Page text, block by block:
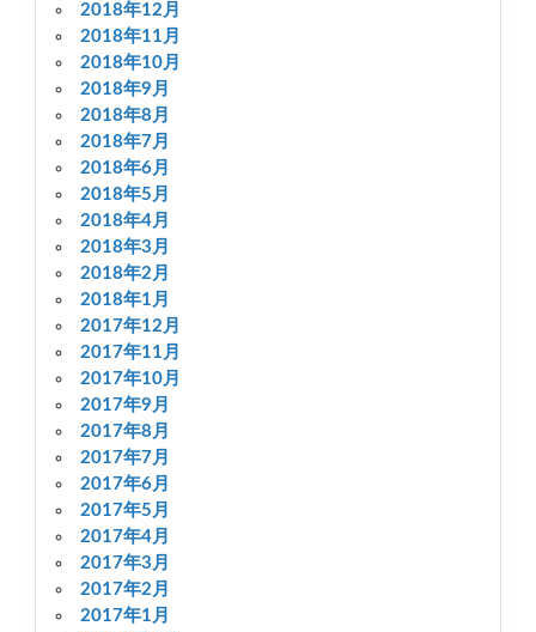
2018年12月
2018年11月
2018年10月
2018年9月
2018年8月
2018年7月
2018年6月
2018年5月
2018年4月
2018年3月
2018年2月
2018年1月
2017年12月
2017年11月
2017年10月
2017年9月
2017年8月
2017年7月
2017年6月
2017年5月
2017年4月
2017年3月
2017年2月
2017年1月